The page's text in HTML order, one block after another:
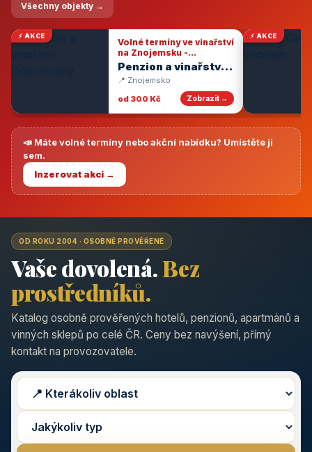
Všechny objekty →
⚡ AKCE
Volné termíny ve vinařství
na Znojemsku -
degustace vín
Penzion a vinařství
Dobrovolný
📍 Znojemsko
od 300 Kč
Zobrazit →
⚡ AKCE
📣 Máte volné termíny nebo akční nabídku? Umístěte ji
sem.
Inzerovat akci →
OD ROKU 2004 · OSOBNĚ PROVĚŘENÉ
Vaše dovolená.Bez
prostředníků.
Katalog osobně prověřených hotelů, penzionů, apartmánů a
vinných sklepů po celé ČR. Ceny bez navýšení, přímý
kontakt na provozovatele.